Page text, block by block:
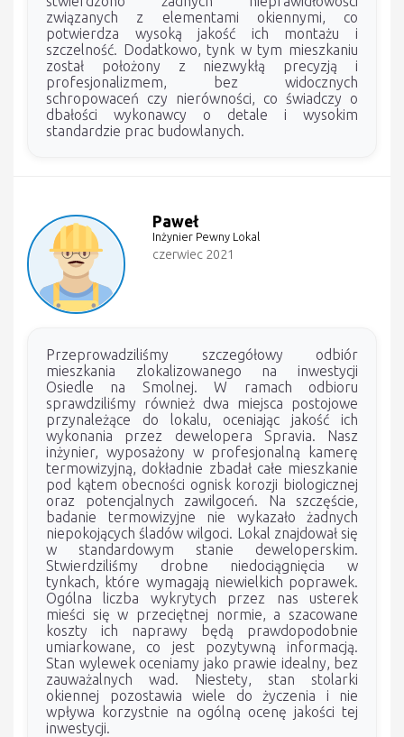
związanych z elementami okiennymi, co
potwierdza wysoką jakość ich montażu i
szczelność. Dodatkowo, tynk w tym mieszkaniu
został położony z niezwykłą precyzją i
profesjonalizmem, bez widocznych
schropowaceń czy nierówności, co świadczy o
dbałości wykonawcy o detale i wysokim
standardzie prac budowlanych.
Paweł
Inżynier Pewny Lokal
czerwiec 2021
Przeprowadziliśmy szczegółowy odbiór
mieszkania zlokalizowanego na inwestycji
Osiedle na Smolnej. W ramach odbioru
sprawdziliśmy również dwa miejsca postojowe
przynależące do lokalu, oceniając jakość ich
wykonania przez dewelopera Spravia. Nasz
inżynier, wyposażony w profesjonalną kamerę
termowizyjną, dokładnie zbadał całe mieszkanie
pod kątem obecności ognisk korozji biologicznej
oraz potencjalnych zawilgoceń. Na szczęście,
badanie termowizyjne nie wykazało żadnych
niepokojących śladów wilgoci. Lokal znajdował się
w standardowym stanie deweloperskim.
Stwierdziliśmy drobne niedociągnięcia w
tynkach, które wymagają niewielkich poprawek.
Ogólna liczba wykrytych przez nas usterek
mieści się w przeciętnej normie, a szacowane
koszty ich naprawy będą prawdopodobnie
umiarkowane, co jest pozytywną informacją.
Stan wylewek oceniamy jako prawie idealny, bez
zauważalnych wad. Niestety, stan stolarki
okiennej pozostawia wiele do życzenia i nie
wpływa korzystnie na ogólną ocenę jakości tej
inwestycji.